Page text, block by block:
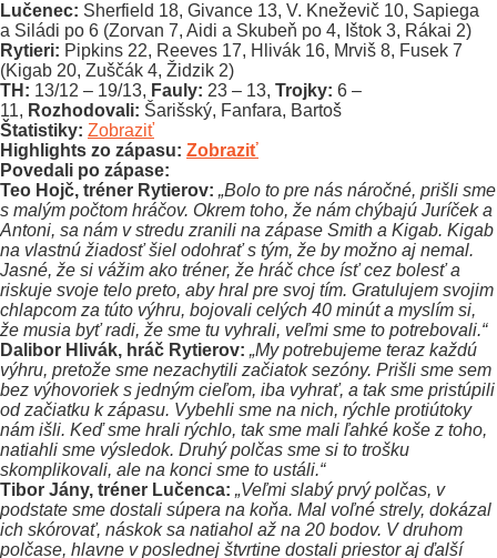
Lučenec: Sherfield 18, Givance 13, V. Kneževič 10, Sapiega
a Siládi po 6 (Zorvan 7, Aidi a Skubeň po 4, Ištok 3, Rákai 2)
Rytieri: Pipkins 22, Reeves 17, Hlivák 16, Mrviš 8, Fusek 7
(Kigab 20, Zuščák 4, Židzik 2)
TH: 13/12 – 19/13, Fauly: 23 – 13, Trojky: 6 –
11, Rozhodovali: Šarišský, Fanfara, Bartoš
Štatistiky: Zobraziť
Highlights zo zápasu: Zobraziť
Povedali po zápase:
Teo Hojč, tréner Rytierov: „Bolo to pre nás náročné, prišli sme
s malým počtom hráčov. Okrem toho, že nám chýbajú Juríček a
Antoni, sa nám v stredu zranili na zápase Smith a Kigab. Kigab
na vlastnú žiadosť šiel odohrať s tým, že by možno aj nemal.
Jasné, že si vážim ako tréner, že hráč chce ísť cez bolesť a
riskuje svoje telo preto, aby hral pre svoj tím. Gratulujem svojim
chlapcom za túto výhru, bojovali celých 40 minút a myslím si,
že musia byť radi, že sme tu vyhrali, veľmi sme to potrebovali.“
Dalibor Hlivák, hráč Rytierov: „My potrebujeme teraz každú
výhru, pretože sme nezachytili začiatok sezóny. Prišli sme sem
bez výhovoriek s jedným cieľom, iba vyhrať, a tak sme pristúpili
od začiatku k zápasu. Vybehli sme na nich, rýchle protiútoky
nám išli. Keď sme hrali rýchlo, tak sme mali ľahké koše z toho,
natiahli sme výsledok. Druhý polčas sme si to trošku
skomplikovali, ale na konci sme to ustáli.“
Tibor Jány, tréner Lučenca: „Veľmi slabý prvý polčas, v
podstate sme dostali súpera na koňa. Mal voľné strely, dokázal
ich skórovať, náskok sa natiahol až na 20 bodov. V druhom
polčase, hlavne v poslednej štvrtine dostali priestor aj ďalší